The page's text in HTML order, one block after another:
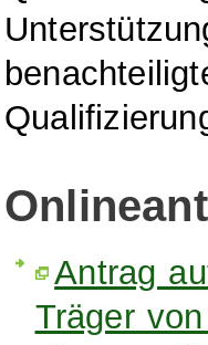
Antrag
Träger